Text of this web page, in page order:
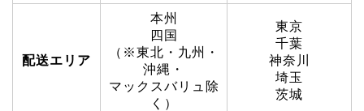
配送エリア
本州
四国
（※東北・九州・
沖縄・
マックスバリュ除
く）
東京
千葉
神奈川
埼玉
茨城